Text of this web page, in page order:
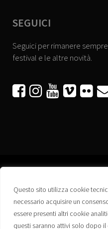
Questo sito utilizza cookie
necessario acquisire un
essere presenti altri cookie
questi saranno attivi solo dopo il
SEGUICI
Seguici per rimanere
festival e le altre novità.
    
Associazione
Via Wagner, 42 -
C.F.